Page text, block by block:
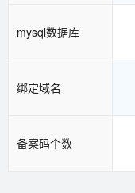
mysql数据库
绑定域名
备案码个数